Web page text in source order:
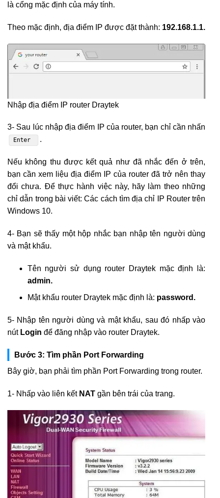
là cổng mặc định của máy tính.
Theo mặc định, địa điểm IP được đặt thành: 192.168.1.1.
Nhập địa điểm IP router Draytek
3- Sau lúc nhập địa điểm IP của router, bạn chỉ cần nhấn
Enter .
Nếu không thu được kết quả như đã nhắc đến ở trên,
bạn cần xem liệu địa điểm IP của router đã trở nên thay
đổi chưa. Để thực hành việc này, hãy làm theo những
chỉ dẫn trong bài viết: Các cách tìm địa chỉ IP Router trên
Windows 10.
4- Bạn sẽ thấy một hộp nhắc bạn nhập tên người dùng
và mật khẩu.
Tên người sử dụng router Draytek mặc định là:
admin.
Mật khẩu router Draytek mặc định là: password.
5- Nhập tên người dùng và mật khẩu, sau đó nhấp vào
nút Login để đăng nhập vào router Draytek.
Bước 3: Tìm phần Port Forwarding
Bây giờ, bạn phải tìm phần Port Forwarding trong router.
1- Nhấp vào liên kết NAT gần bên trái của trang.